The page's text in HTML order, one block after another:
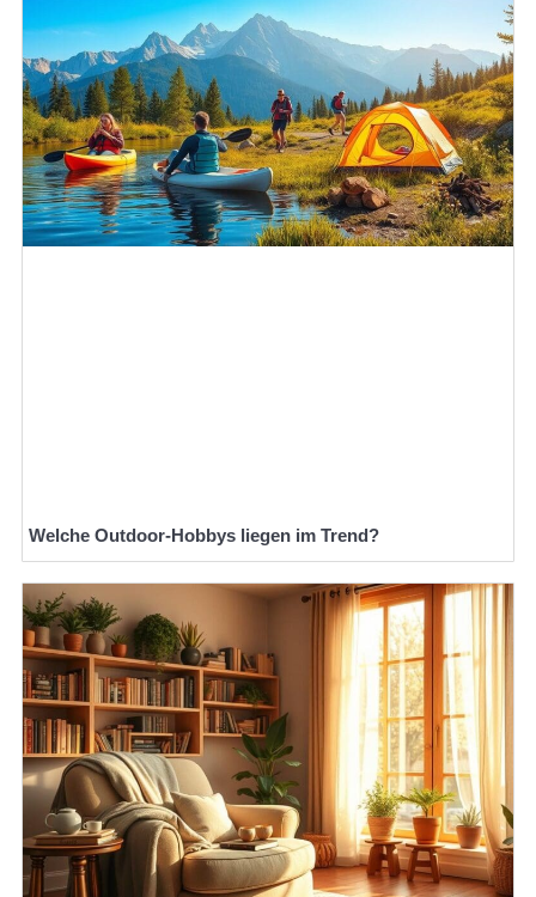
Welche Outdoor-Hobbys liegen im Trend?